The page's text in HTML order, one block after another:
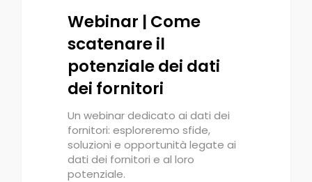
Webinar | Come
scatenare il
potenziale dei dati
dei fornitori
Un webinar dedicato ai dati dei
fornitori: esploreremo sfide,
soluzioni e opportunità legate ai
dati dei fornitori e al loro
potenziale.